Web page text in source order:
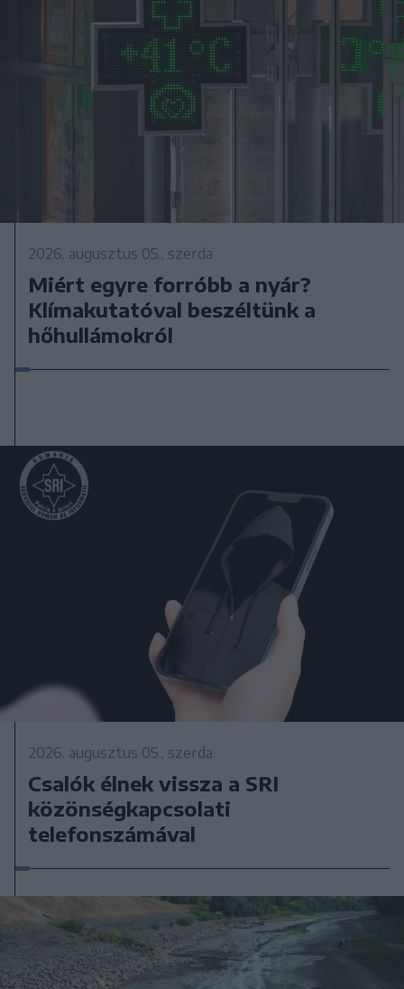
2026. augusztus 05., szerda
Miért egyre forróbb a nyár?
Klímakutatóval beszéltünk a
hőhullámokról
2026. augusztus 05., szerda
Csalók élnek vissza a SRI
közönségkapcsolati
telefonszámával